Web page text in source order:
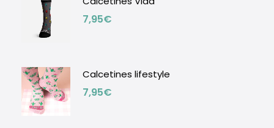
7,95€
Calcetines lifestyle
7,95€